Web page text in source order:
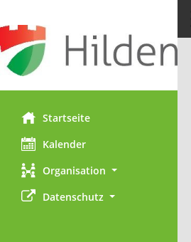
Startseite
Kalender
Organisation
Datenschutz